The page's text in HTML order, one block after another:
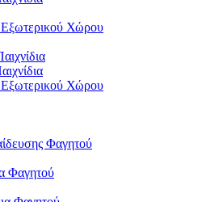
Εξωτερικού Χώρου
Εξωτερικού Χώρου
Φαγητού
Φαγητού